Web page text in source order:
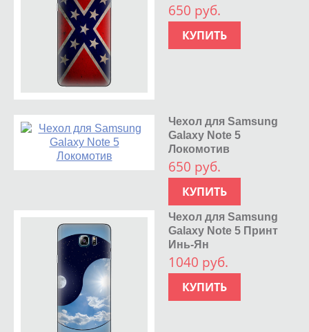
650 руб.
КУПИТЬ
Чехол для Samsung
Galaxy Note 5
Локомотив
650 руб.
КУПИТЬ
Чехол для Samsung
Galaxy Note 5 Принт
Инь-Ян
1040 руб.
КУПИТЬ